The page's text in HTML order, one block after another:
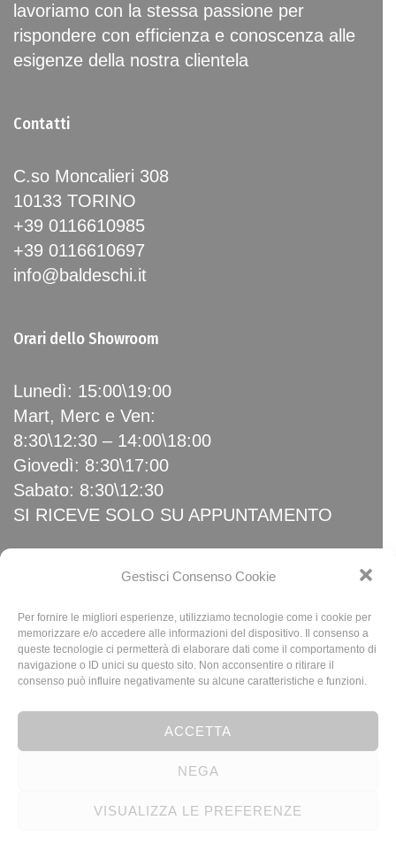
Gestisci Consenso Cookie
Per fornire le migliori esperienze, utilizziamo tecnologie come i cookie per
memorizzare e/o accedere alle informazioni del dispositivo. Il consenso a
queste tecnologie ci permetterà di elaborare dati come il comportamento di
navigazione o ID unici su questo sito. Non acconsentire o ritirare il
consenso può influire negativamente su alcune caratteristiche e funzioni.
ACCETTA
NEGA
VISUALIZZA LE PREFERENZE
lavoriamo con la stessa passione per
rispondere con efficienza e conoscenza alle
esigenze della nostra clientela
Contatti
C.so Moncalieri 308
10133 TORINO
+39 0116610985
+39 0116610697
info@baldeschi.it
Orari dello Showroom
Lunedì: 15:00\19:00
Mart, Merc e Ven:
8:30\12:30 – 14:00\18:00
Giovedì: 8:30\17:00
Sabato: 8:30\12:30
SI RICEVE SOLO SU APPUNTAMENTO
Home
News
Privacy Policy
R.M.Web